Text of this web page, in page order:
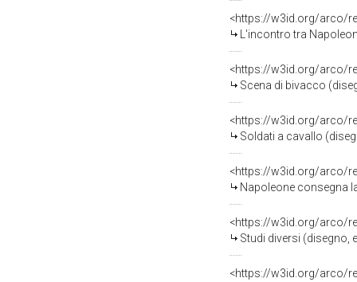
<https://w3id.org/arco/
L'incontro tra
<https://w3id.org/arco/
Scena di bivacco
<https://w3id.org/arco/
Soldati a cavallo
<https://w3id.org/arco/
Napoleone consegna la
<https://w3id.org/arco/
Studi diversi (disegno,
<https://w3id.org/arco/